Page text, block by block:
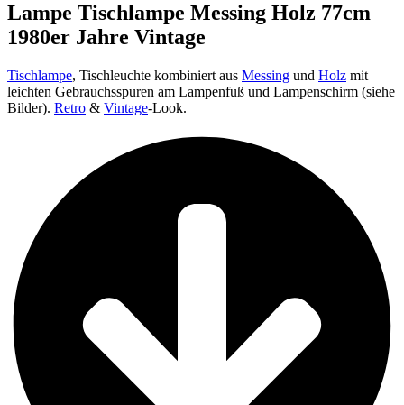
Lampe Tischlampe Messing Holz 77cm
1980er Jahre Vintage
Tischlampe, Tischleuchte kombiniert aus Messing und Holz mit
leichten Gebrauchsspuren am Lampenfuß und Lampenschirm (siehe
Bilder). Retro & Vintage-Look.